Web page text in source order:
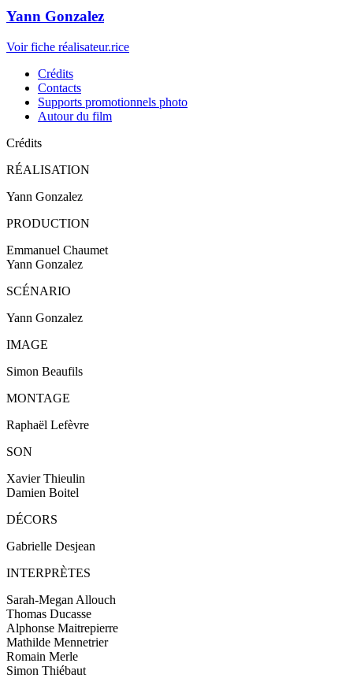
Yann Gonzalez
Voir fiche réalisateur.rice
Crédits
Contacts
Supports promotionnels photo
Autour du film
Crédits
RÉALISATION
Yann Gonzalez
PRODUCTION
Emmanuel Chaumet
Yann Gonzalez
SCÉNARIO
Yann Gonzalez
IMAGE
Simon Beaufils
MONTAGE
Raphaël Lefèvre
SON
Xavier Thieulin
Damien Boitel
DÉCORS
Gabrielle Desjean
INTERPRÈTES
Sarah-Megan Allouch
Thomas Ducasse
Alphonse Maitrepierre
Mathilde Mennetrier
Romain Merle
Simon Thiébaut